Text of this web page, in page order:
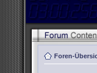
Foren-